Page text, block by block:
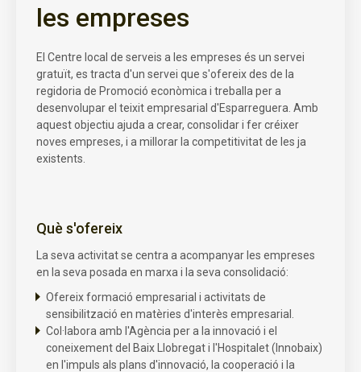
les empreses
El Centre local de serveis a les empreses és un servei
gratuït, es tracta d'un servei que s'ofereix des de la
regidoria de Promoció econòmica i treballa per a
desenvolupar el teixit empresarial d'Esparreguera. Amb
aquest objectiu ajuda a crear, consolidar i fer créixer
noves empreses, i a millorar la competitivitat de les ja
existents.
Què s'ofereix
La seva activitat se centra a acompanyar les empreses
en la seva posada en marxa i la seva consolidació:
Ofereix formació empresarial i activitats de
sensibilització en matèries d'interès empresarial.
Col·labora amb l'Agència per a la innovació i el
coneixement del Baix Llobregat i l'Hospitalet (Innobaix)
en l'impuls als plans d'innovació, la cooperació i la